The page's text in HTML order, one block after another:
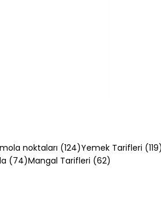
133 yazı
mola noktaları (124)124 yazı
Yemek Tarifleri (119)
(74)74 yazı
Mangal Tarifleri (62)